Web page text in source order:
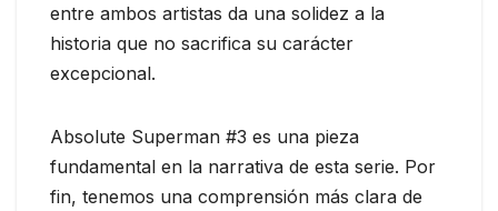
entre ambos artistas da una solidez a la
historia que no sacrifica su carácter
excepcional.
Absolute Superman #3 es una pieza
fundamental en la narrativa de esta serie. Por
fin, tenemos una comprensión más clara de